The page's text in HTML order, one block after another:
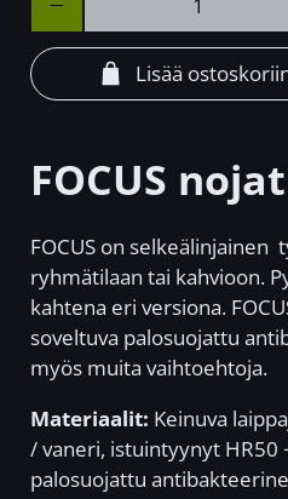
Lisää
FOCUS
FOCUS on selkeälinjainen
ryhmätilaan tai kahvioon.
kahtena eri versiona.
soveltuva palosuojattu
myös muita vaihtoehtoja.
Materiaalit: Keinuva
/ vaneri, istuintyynyt HR50
palosuojattu